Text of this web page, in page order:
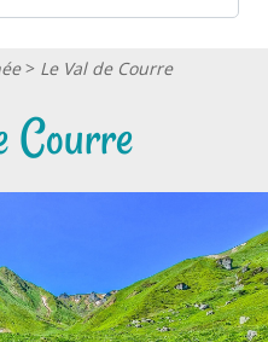
> Le Val de Courre
Courre